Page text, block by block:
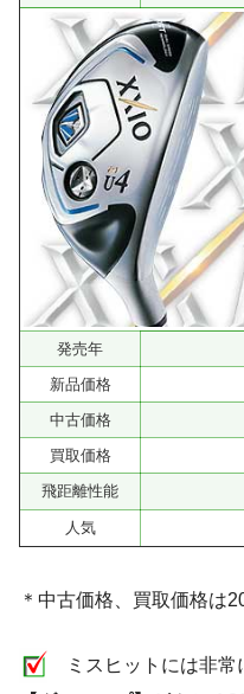
発売年
新品価格
中古価格
買取価格
飛距離性能
人気
＊中古価格、買取価格は
ミスヒットには非常